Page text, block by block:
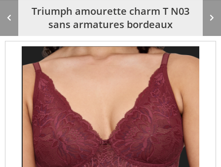
Produit
Triumph amourette charm T N03
sans armatures bordeaux